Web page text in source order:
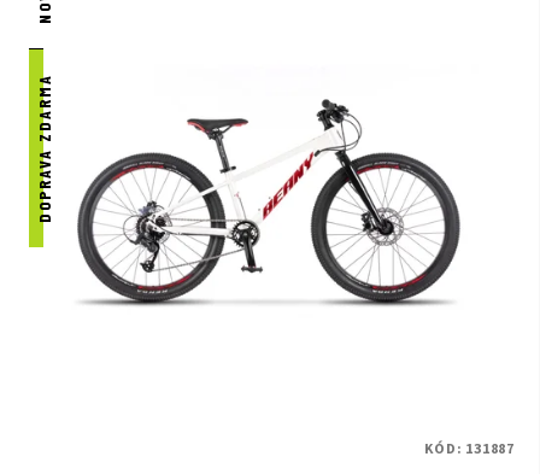
značky Beany.
DOPRAVA ZDARMA
KÓD: 131887